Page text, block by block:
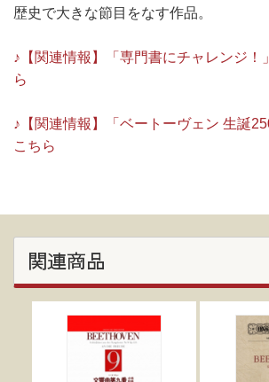
歴史で大きな節目をなす作品。
♪【関連情報】「専門書にチャレンジ！
ら
♪【関連情報】「ベートーヴェン 生誕
こちら
関連商品